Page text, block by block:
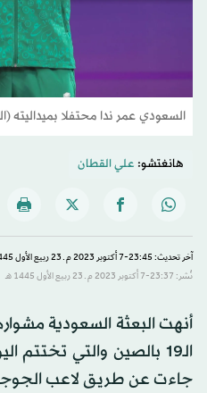
السعودي عمر ندا محتفلا بميداليته
هانغتشو: علي القطان
آخر تحديث: 23:45-7 أكتوبر 2023 م ـ 23 ربيع الأول 1445 هـ
نُشر: 23:37-7 أكتوبر 2023 م ـ 23 ربيع الأول 1445 هـ
أنهت البعثة السعودية
الـ19 بالصين والتي تختتم
جاءت عن طريق لاعب الجوجيتسو